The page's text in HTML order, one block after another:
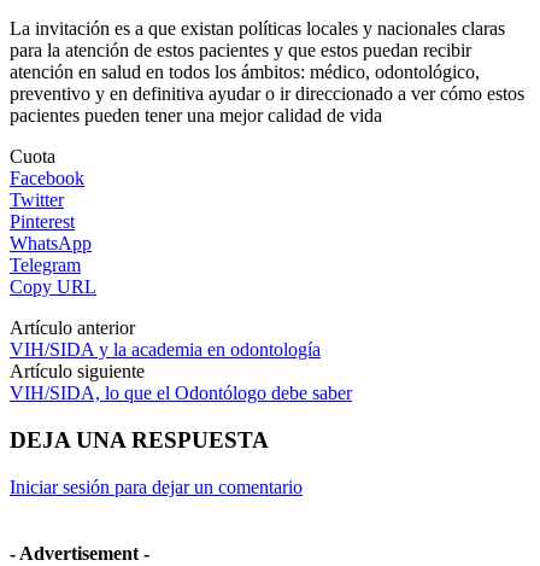
La invitación es a que existan políticas locales y nacionales claras
para la atención de estos pacientes y que estos puedan recibir
atención en salud en todos los ámbitos: médico, odontológico,
preventivo y en definitiva ayudar o ir direccionado a ver cómo estos
pacientes pueden tener una mejor calidad de vida
Cuota
Facebook
Twitter
Pinterest
WhatsApp
Telegram
Copy URL
Artículo anterior
VIH/SIDA y la academia en odontología
Artículo siguiente
VIH/SIDA, lo que el Odontólogo debe saber
DEJA UNA RESPUESTA
Iniciar sesión para dejar un comentario
- Advertisement -